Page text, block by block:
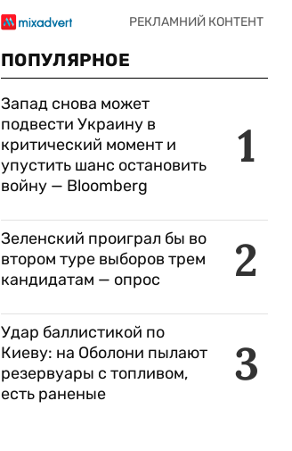
ПОПУЛЯРНОЕ
1
Запад снова может
подвести Украину в
критический момент и
упустить шанс остановить
войну — Bloomberg
2
Зеленский проиграл бы во
втором туре выборов трем
кандидатам — опрос
3
Удар баллистикой по
Киеву: на Оболони пылают
резервуары с топливом,
есть раненые